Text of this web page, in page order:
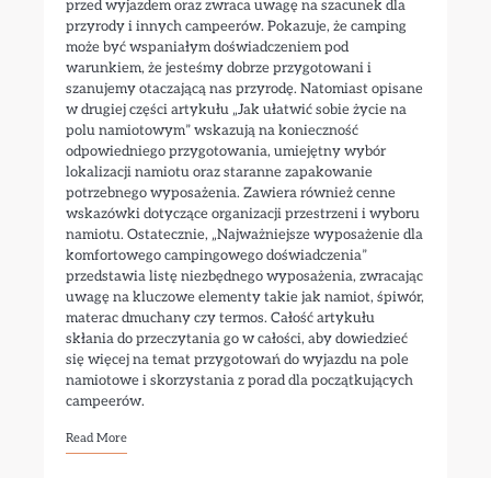
przed wyjazdem oraz zwraca uwagę na szacunek dla
przyrody i innych campeerów. Pokazuje, że camping
może być wspaniałym doświadczeniem pod
warunkiem, że jesteśmy dobrze przygotowani i
szanujemy otaczającą nas przyrodę. Natomiast opisane
w drugiej części artykułu „Jak ułatwić sobie życie na
polu namiotowym” wskazują na konieczność
odpowiedniego przygotowania, umiejętny wybór
lokalizacji namiotu oraz staranne zapakowanie
potrzebnego wyposażenia. Zawiera również cenne
wskazówki dotyczące organizacji przestrzeni i wyboru
namiotu. Ostatecznie, „Najważniejsze wyposażenie dla
komfortowego campingowego doświadczenia”
przedstawia listę niezbędnego wyposażenia, zwracając
uwagę na kluczowe elementy takie jak namiot, śpiwór,
materac dmuchany czy termos. Całość artykułu
skłania do przeczytania go w całości, aby dowiedzieć
się więcej na temat przygotowań do wyjazdu na pole
namiotowe i skorzystania z porad dla początkujących
campeerów.
Read More